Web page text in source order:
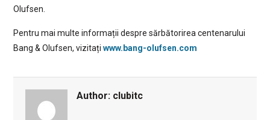
Olufsen.
Pentru mai multe informații despre sărbătorirea centenarului
Bang & Olufsen, vizitați www.bang-olufsen.com
Author: clubitc